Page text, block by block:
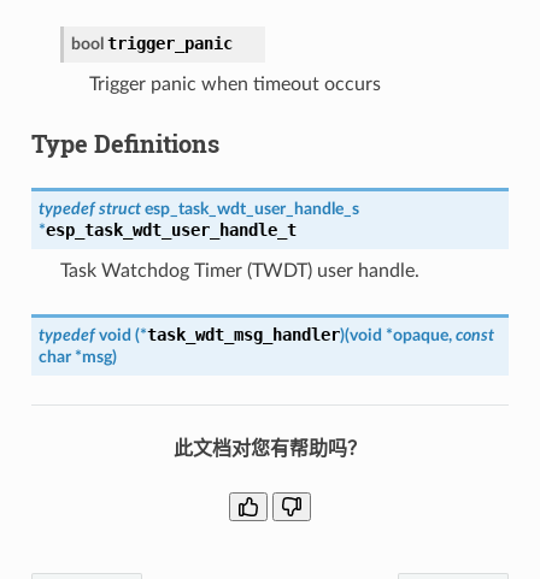
bool trigger_panic
Trigger panic when timeout occurs
Type Definitions
typedef struct esp_task_wdt_user_handle_s
*esp_task_wdt_user_handle_t
Task Watchdog Timer (TWDT) user handle.
typedef void (*task_wdt_msg_handler)(void *opaque, const
char *msg)
此文档对您有帮助吗？